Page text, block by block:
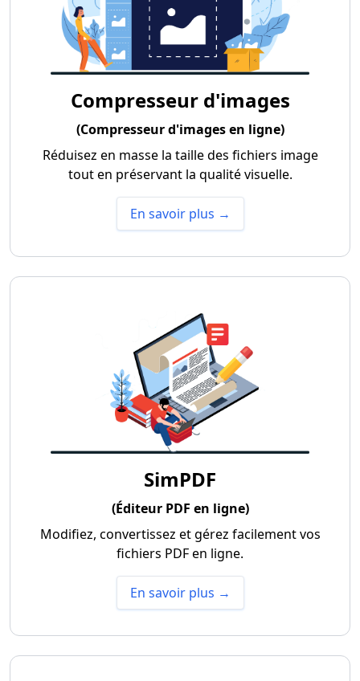
Compresseur d'images
(Compresseur d'images en ligne)
Réduisez en masse la taille des fichiers image
tout en préservant la qualité visuelle.
En savoir plus →
SimPDF
(Éditeur PDF en ligne)
Modifiez, convertissez et gérez facilement vos
fichiers PDF en ligne.
En savoir plus →